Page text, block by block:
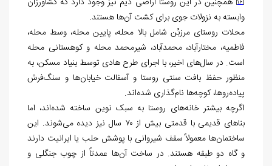
[16]
وابسته به نزولات جوی برای کشت آن‌ها هستند.
محلات روستای مرزبُن شامل بالا محله، پایین محله، وسط محله،
فاطمیه، مختارآباد، محمدآباد، شیرمحمد محله و کوهستانی محله
است. در سال‌های اخیر، با اجرای طرح هادی توسط بنیاد مسکن، به
منظور حفظ بافت سنتی روستا و آسفالت خیابان‌ها و سنگ‌فرش
پیاده‌روها، کوچه‌ها نام‌گذاری شده‌اند.
اگرچه بیشتر خانه‌های روستا به سبک نوین ساخته شده‌اند، اما
بناهای قدیمی با قدمتی بیش از ۷۰ سال نیز دیده می‌شوند. این
ساختمان‌ها معمولاً سقف شیروانی با پوشش حلب یا ایرانیت دارند
و گاه دو طبقه هستند. در ساخت آن‌ها عمدتاً از چوب جنگلی و